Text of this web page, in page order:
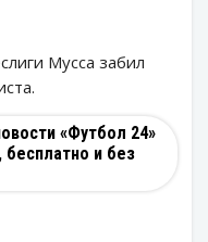
Мусса забил
«Футбол 24»
и без